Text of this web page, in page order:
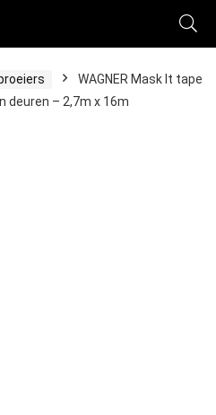
WAGNER Mask It tape
deuren – 2,7m x 16m